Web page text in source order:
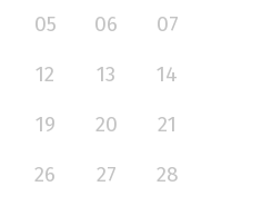
05 06
07
12 13
14
19 20
21
26 27
28